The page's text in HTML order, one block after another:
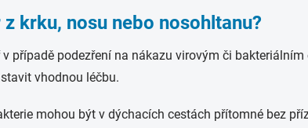
krku, nosu nebo nosohltanu?
případě podezření na nákazu virovým či
vhodnou léčbu.
mohou být v dýchacích cestách přítomné bez